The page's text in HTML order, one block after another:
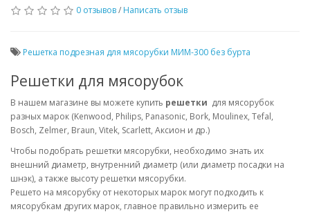
0 отзывов/ Написать отзыв
Решетка подрезная для мясорубки МИМ-300 без бурта
Решетки для мясорубок
В нашем магазине вы можете купить решетки для мясорубок
разных марок (Kenwood, Philips, Panasonic, Bork, Moulinex, Tefal,
Bosch, Zelmer, Braun, Vitek, Scarlett, Аксион и др.)
Чтобы подобрать решетки мясорубки, необходимо знать их
внешний диаметр, внутренний диаметр (или диаметр посадки на
шнэк), а также высоту решетки мясорубки.
Решето на мясорубку от некоторых марок могут подходить к
мясорубкам других марок, главное правильно измерить ее